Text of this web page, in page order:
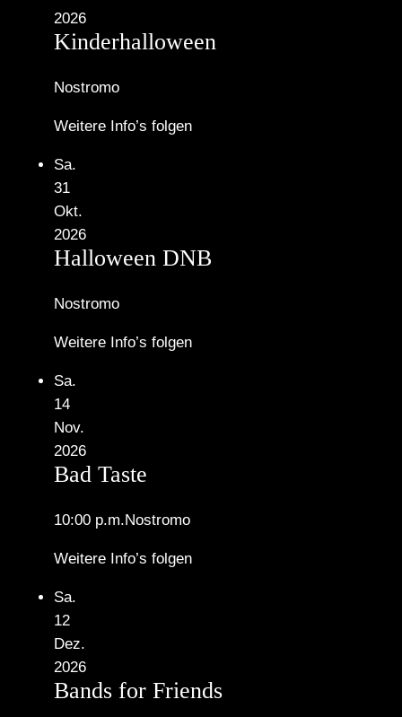
2026
Kinderhalloween
Nostromo
Weitere Info’s folgen
Sa.
31
Okt.
2026
Halloween DNB
Nostromo
Weitere Info’s folgen
Sa.
14
Nov.
2026
Bad Taste
10:00 p.m.Nostromo
Weitere Info’s folgen
Sa.
12
Dez.
2026
Bands for Friends